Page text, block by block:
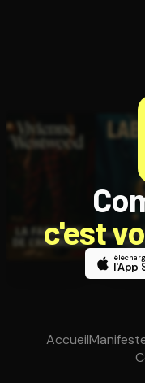
c'est
l'App
Accueil